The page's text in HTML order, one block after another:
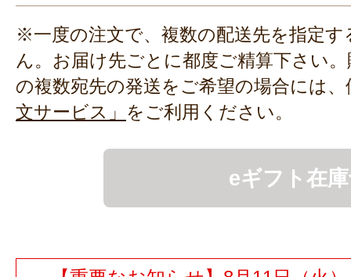
※一度の注文で、複数の配送先を指定
ん。お届け先ごとに都度ご精算下さい
の複数宛先の発送をご希望の場合には、
文サービス」 をご利用ください。
eギフト在